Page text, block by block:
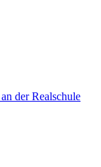
der Realschule